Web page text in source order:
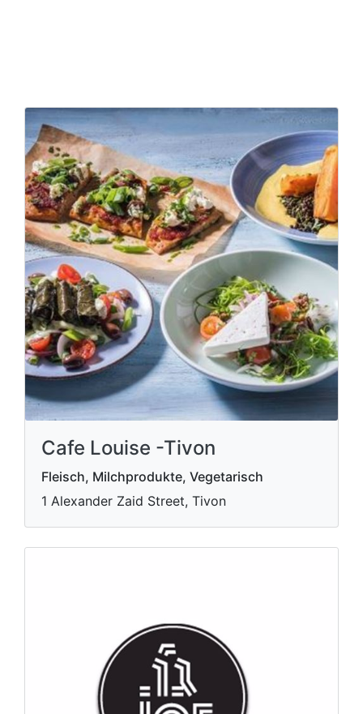
Cafe Louise -Tivon
Fleisch, Milchprodukte, Vegetarisch
1 Alexander Zaid Street, Tivon